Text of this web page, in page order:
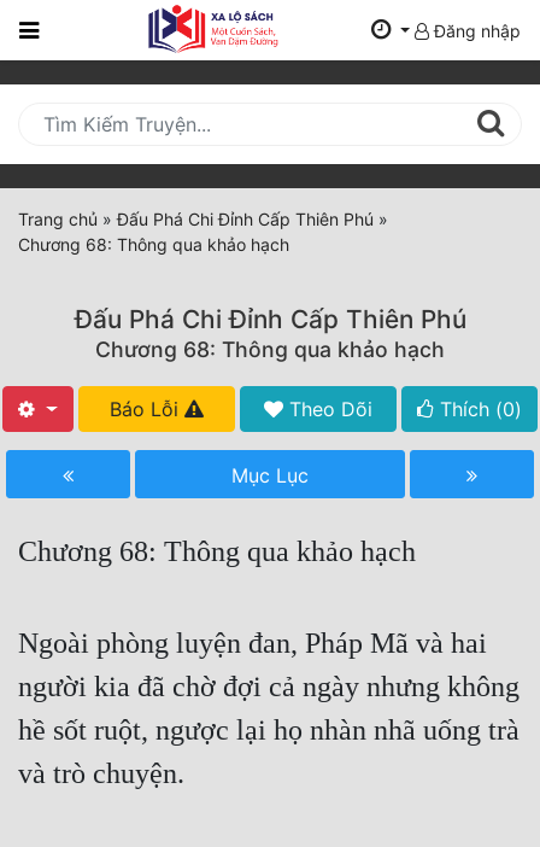
Trang
Mới
Cập
Nhật
(current)
Tất Cả
Hoàn Thành
Truyện Convert
Truyện Dịch
Truyện Nhập Môn
Đăng nhập
Trang chủ »Đấu Phá Chi Đỉnh Cấp Thiên Phú »
Chương 68: Thông qua khảo hạch
Đấu Phá Chi Đỉnh Cấp Thiên Phú
Chương 68: Thông qua khảo hạch
Báo Lỗi Theo Dõi Thích (0)
Mục Lục
Chương 68: Thông qua khảo hạch
Ngoài phòng luyện đan, Pháp Mã và hai
người kia đã chờ đợi cả ngày nhưng không
hề sốt ruột, ngược lại họ nhàn nhã uống trà
và trò chuyện.